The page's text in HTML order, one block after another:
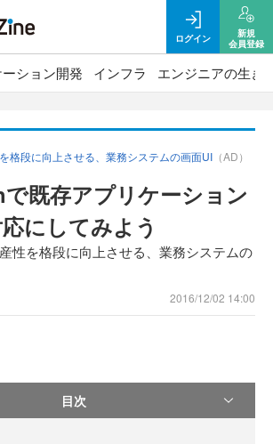
ログイン
新規
会員登録
ション開発 インフラ エンジニアの生き
格段に向上させる、業務システムの画面UI （AD）
既存アプリケーション
にしてみよう
性を格段に向上させる、業務システムの
2016/12/02 14:00
目次